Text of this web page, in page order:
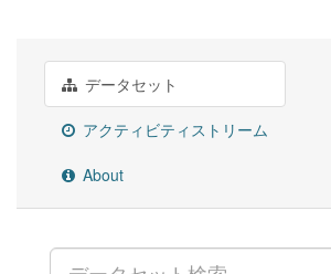
データセット
アクティビティストリーム
About